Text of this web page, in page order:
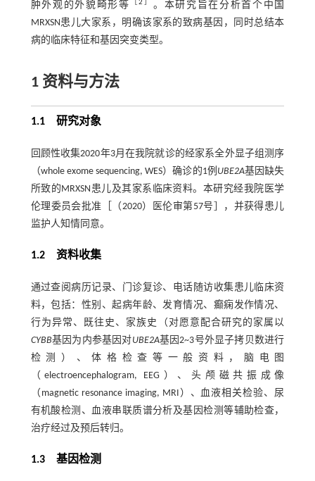
肿外观的外貌畸形等 ［2
。本研究旨在分析首个中国
MRXSN患儿大家系，明确该家系的致病基因，同时总结本
病的临床特征和基因突变类型。
1 资料与方法
1.1 研究对象
回顾性收集2020年3月在我院就诊的经家系全外显子组测序
（whole exome sequencing, WES）确诊的1例 UBE2A基因缺失
所致的MRXSN患儿及其家系临床资料。本研究经我院医学
伦理委员会批准［（2020）医伦审第57号］，并获得患儿
监护人知情同意。
1.2 资料收集
通过查阅病历记录、门诊复诊、电话随访收集患儿临床资
料，包括：性别、起病年龄、发育情况、癫痫发作情况、
行为异常、既往史、家族史（对愿意配合研究的家属以
CYBB基因为内参基因对UBE2A基因2~3号外显子拷贝数进行
检测）、体格检查等一般资料，脑电图
（electroencephalogram, EEG）、头颅磁共振成像
（magnetic resonance imaging, MRI）、血液相关检验、尿
有机酸检测、血液串联质谱分析及基因检测等辅助检查，
治疗经过及预后转归。
1.3 基因检测